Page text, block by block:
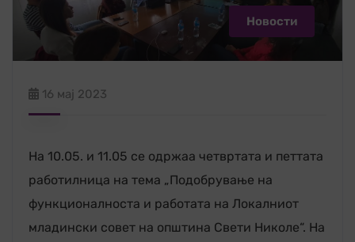
Новости
16 мај 2023
На 10.05. и 11.05 се одржаа четвртата и петтата
работилница на тема „Подобрување на
функционалноста и работата на Локалниот
младински совет на општина Свети Николе“. На